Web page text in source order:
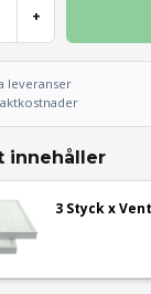
+
leveranser
innehåller
3 Styck x